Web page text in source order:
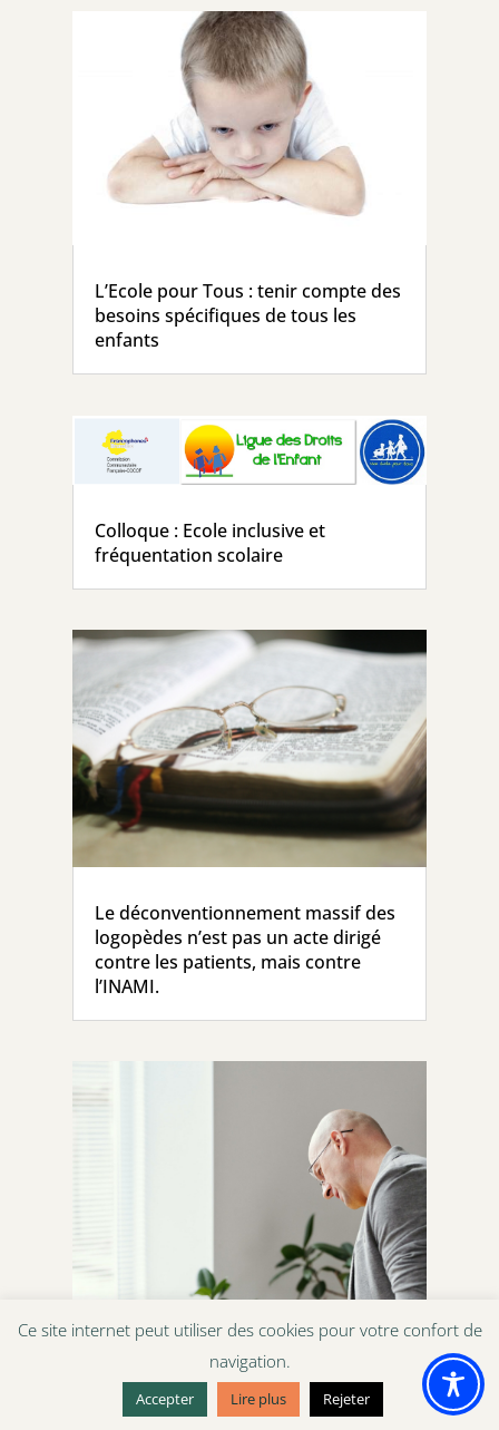
L’Ecole pour Tous : tenir compte des
besoins spécifiques de tous les
enfants
Colloque : Ecole inclusive et
fréquentation scolaire
Le déconventionnement massif des
logopèdes n’est pas un acte dirigé
contre les patients, mais contre
l’INAMI.
Ce site internet peut utiliser des cookies pour votre confort de
navigation.
Accepter Lire plus Rejeter